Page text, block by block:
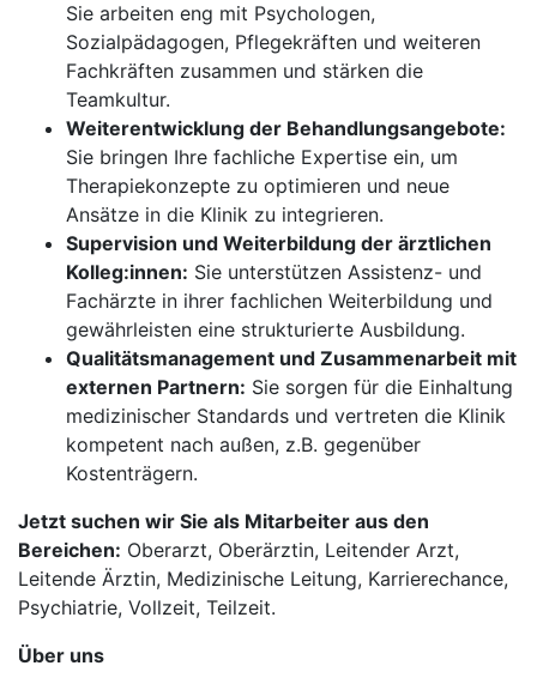
Sie arbeiten eng mit Psychologen,
Sozialpädagogen, Pflegekräften und weiteren
Fachkräften zusammen und stärken die
Teamkultur.
Weiterentwicklung der Behandlungsangebote:
Sie bringen Ihre fachliche Expertise ein, um
Therapiekonzepte zu optimieren und neue
Ansätze in die Klinik zu integrieren.
Supervision und Weiterbildung der ärztlichen
Kolleg:innen: Sie unterstützen Assistenz- und
Fachärzte in ihrer fachlichen Weiterbildung und
gewährleisten eine strukturierte Ausbildung.
Qualitätsmanagement und Zusammenarbeit mit
externen Partnern: Sie sorgen für die Einhaltung
medizinischer Standards und vertreten die Klinik
kompetent nach außen, z.B. gegenüber
Kostenträgern.
Jetzt suchen wir Sie als Mitarbeiter aus den
Bereichen: Oberarzt, Oberärztin, Leitender Arzt,
Leitende Ärztin, Medizinische Leitung, Karrierechance,
Psychiatrie, Vollzeit, Teilzeit.
Über uns